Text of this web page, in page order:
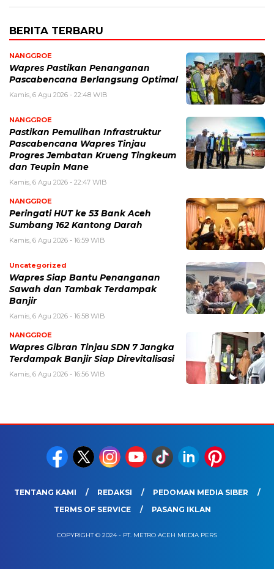
BERITA TERBARU
NANGGROE
Wapres Pastikan Penanganan
Pascabencana Berlangsung Optimal
Kamis, 6 Agu 2026 - 22:48 WIB
NANGGROE
Pastikan Pemulihan Infrastruktur
Pascabencana Wapres Tinjau
Progres Jembatan Krueng Tingkeum
dan Teupin Mane
Kamis, 6 Agu 2026 - 22:47 WIB
NANGGROE
Peringati HUT ke 53 Bank Aceh
Sumbang 162 Kantong Darah
Kamis, 6 Agu 2026 - 16:59 WIB
Uncategorized
Wapres Siap Bantu Penanganan
Sawah dan Tambak Terdampak
Banjir
Kamis, 6 Agu 2026 - 16:58 WIB
NANGGROE
Wapres Gibran Tinjau SDN 7 Jangka
Terdampak Banjir Siap Direvitalisasi
Kamis, 6 Agu 2026 - 16:56 WIB
TENTANG KAMI REDAKSI
PEDOMAN MEDIA SIBER
TERMS OF SERVICE
PASANG IKLAN
COPYRIGHT © 2024 - PT. METRO ACEH MEDIA PERS